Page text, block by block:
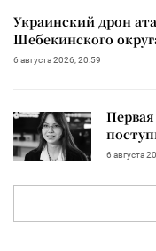
Украинский дрон
Шебекинского
6 августа 2026, 20:59
6 августа